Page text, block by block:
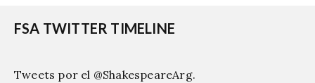
FSA TWITTER TIMELINE
Tweets por el @ShakespeareArg.